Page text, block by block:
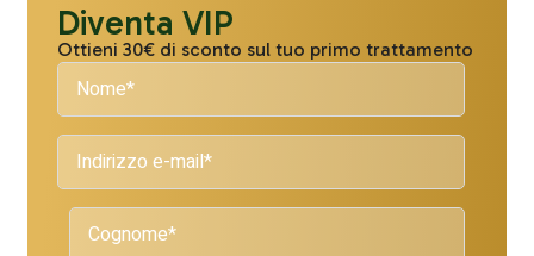
Diventa VIP
Ottieni 30€ di sconto sul tuo primo trattamento